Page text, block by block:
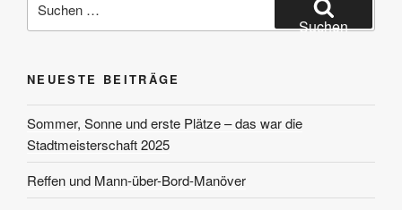
nach:
Suchen
NEUESTE BEITRÄGE
Sommer, Sonne und erste Plätze – das war die
Stadtmeisterschaft 2025
Reffen und Mann-über-Bord-Manöver